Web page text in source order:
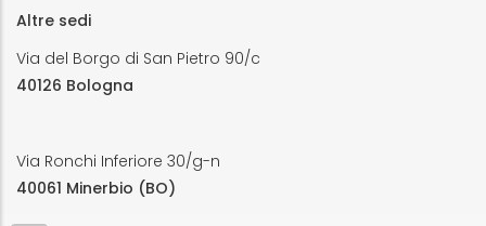
Altre sedi
Via del Borgo di San Pietro 90/c
40126 Bologna
Via Ronchi Inferiore 30/g-n
40061 Minerbio (BO)